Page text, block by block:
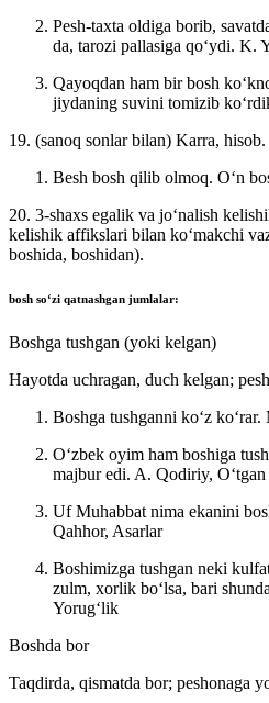
Pesh-taxta oldiga borib,
da, tarozi pallasiga qoʻydi. K.
Qayoqdan ham bir bosh
jiydaning suvini tomizib
19. (sanoq sonlar bilan) Karra, hisob.
Besh bosh qilib olmoq. Oʻn
20. 3-shaxs egalik va joʻnalish
kelishik affikslari bilan koʻmakchi
boshida, boshidan).
bosh soʻzi qatnashgan jumlalar:
Boshga tushgan (yoki kelgan)
Hayotda uchragan, duch kelgan;
Boshga tushganni koʻz koʻrar.
Oʻzbek oyim ham boshiga
majbur edi. A. Qodiriy,
Uf Muhabbat nima ekanini
Qahhor, Asarlar
Boshimizga tushgan neki
zulm, xorlik boʻlsa, bari
Yorugʻlik
Boshda bor
Taqdirda, qismatda bor; peshonaga